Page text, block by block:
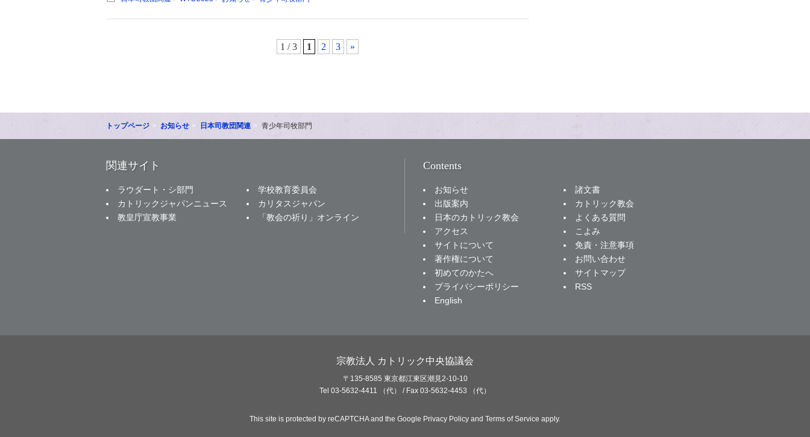
1 / 3 1 2 3 »
トップページ お知らせ 日本司教団関連 青少年司牧部門
関連サイト
ラウダート・シ部門
学校教育委員会
カトリックジャパンニュース
カリタスジャパン
教皇庁宣教事業
「教会の祈り」オンライン
Contents
お知らせ
諸文書
出版案内
カトリック教会
日本のカトリック教会
よくある質問
アクセス
こよみ
サイトについて
免責・注意事項
著作権について
お問い合わせ
初めてのかたへ
サイトマップ
プライバシーポリシー
RSS
English
宗教法人 カトリック中央協議会
〒135-8585 東京都江東区潮見2-10-10
Tel 03-5632-4411 （代） / Fax 03-5632-4453 （代）
This site is protected by reCAPTCHA and the Google Privacy Policy and Terms of Service apply.